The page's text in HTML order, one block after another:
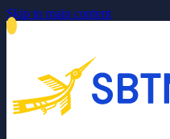
Skip to main content